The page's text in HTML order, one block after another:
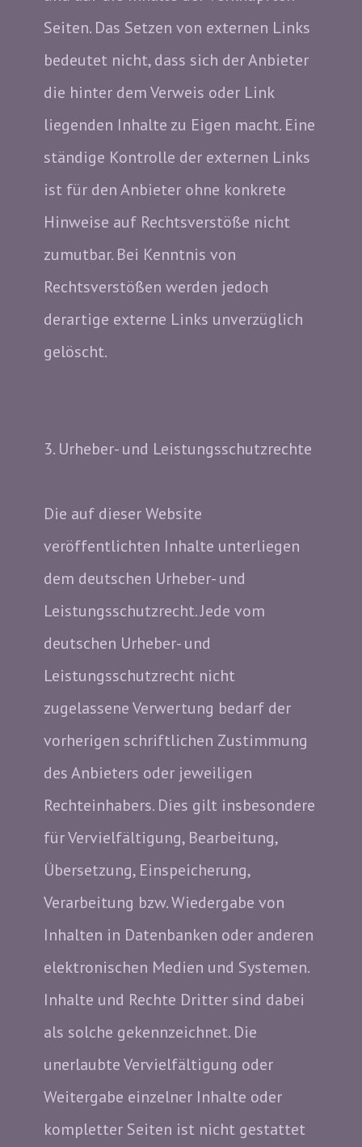
Seiten. Das Setzen von externen Links
bedeutet nicht, dass sich der Anbieter
die hinter dem Verweis oder Link
liegenden Inhalte zu Eigen macht. Eine
ständige Kontrolle der externen Links
ist für den Anbieter ohne konkrete
Hinweise auf Rechtsverstöße nicht
zumutbar. Bei Kenntnis von
Rechtsverstößen werden jedoch
derartige externe Links unverzüglich
gelöscht.
3. Urheber- und Leistungsschutzrechte
Die auf dieser Website
veröffentlichten Inhalte unterliegen
dem deutschen Urheber- und
Leistungsschutzrecht. Jede vom
deutschen Urheber- und
Leistungsschutzrecht nicht
zugelassene Verwertung bedarf der
vorherigen schriftlichen Zustimmung
des Anbieters oder jeweiligen
Rechteinhabers. Dies gilt insbesondere
für Vervielfältigung, Bearbeitung,
Übersetzung, Einspeicherung,
Verarbeitung bzw. Wiedergabe von
Inhalten in Datenbanken oder anderen
elektronischen Medien und Systemen.
Inhalte und Rechte Dritter sind dabei
als solche gekennzeichnet. Die
unerlaubte Vervielfältigung oder
Weitergabe einzelner Inhalte oder
kompletter Seiten ist nicht gestattet